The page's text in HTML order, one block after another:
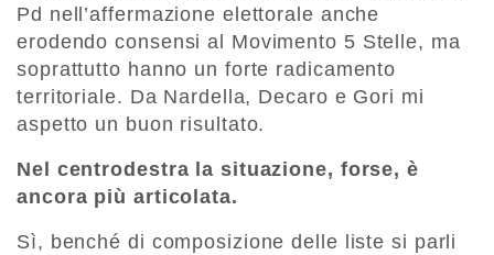
Pd nell’affermazione elettorale anche
erodendo consensi al Movimento 5 Stelle, ma
soprattutto hanno un forte radicamento
territoriale. Da Nardella, Decaro e Gori mi
aspetto un buon risultato.
Nel centrodestra la situazione, forse, è
ancora più articolata.
Sì, benché di composizione delle liste si parli